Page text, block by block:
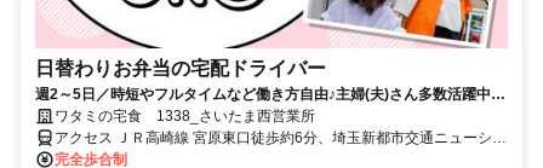
日替わりお弁当の宅配ドライバー
週2～5日／時短やフルタイムなど働き方自由♪主婦(夫)さん多数活躍中！
サポート体制バッチリなのでお子さんの行事でのお休みなども取りやす
い◎
ワタミの宅食 1338_さいたま西営業所
アクセス ＪＲ高崎線 宮原東口徒歩約6分、埼玉新都市交通ニューシャ
トル 加茂宮出入口2徒歩約7分、埼玉新都市交通ニューシャトル 東宮
完全歩合制